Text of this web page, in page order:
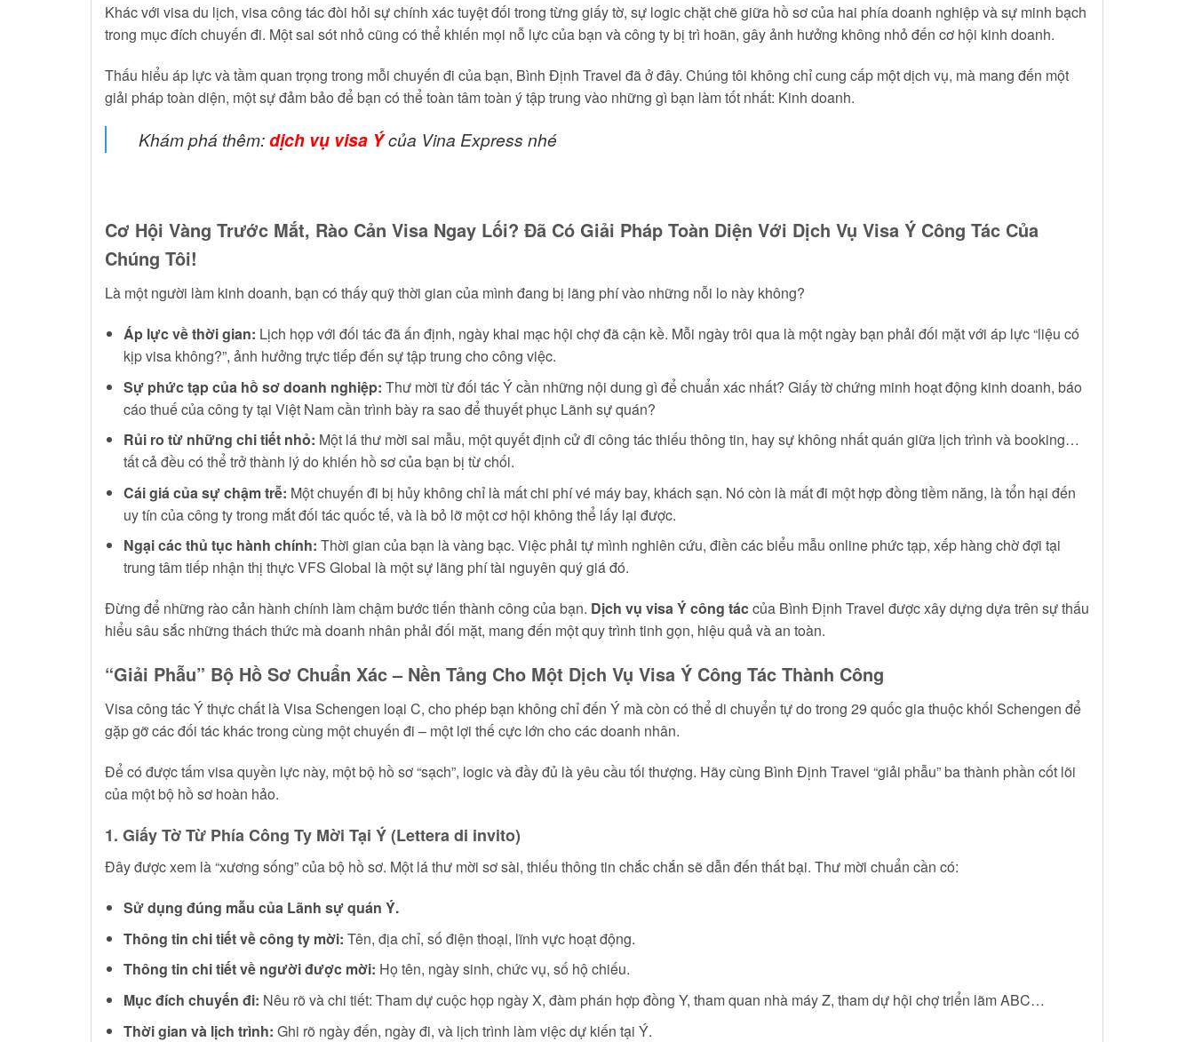
Khác với visa du lịch, visa công tác đòi hỏi sự chính xác tuyệt đối trong từng giấy tờ, sự logic chặt chẽ giữa hồ sơ của hai phía doanh nghiệp và sự minh bạch
trong mục đích chuyến đi. Một sai sót nhỏ cũng có thể khiến mọi nỗ lực của bạn và công ty bị trì hoãn, gây ảnh hưởng không nhỏ đến cơ hội kinh doanh.
Thấu hiểu áp lực và tầm quan trọng trong mỗi chuyến đi của bạn, Bình Định Travel đã ở đây. Chúng tôi không chỉ cung cấp một dịch vụ, mà mang đến một
giải pháp toàn diện, một sự đảm bảo để bạn có thể toàn tâm toàn ý tập trung vào những gì bạn làm tốt nhất: Kinh doanh.
Khám phá thêm:dịch vụ visa Ýcủa Vina Express nhé
Cơ Hội Vàng Trước Mắt, Rào Cản Visa Ngay Lối? Đã Có Giải Pháp Toàn Diện Với Dịch Vụ Visa Ý Công Tác Của
Chúng Tôi!
Là một người làm kinh doanh, bạn có thấy quỹ thời gian của mình đang bị lãng phí vào những nỗi lo này không?
Áp lực về thời gian: Lịch họp với đối tác đã ấn định, ngày khai mạc hội chợ đã cận kề. Mỗi ngày trôi qua là một ngày bạn phải đối mặt với áp lực “liệu có
kịp visa không?”, ảnh hưởng trực tiếp đến sự tập trung cho công việc.
Sự phức tạp của hồ sơ doanh nghiệp: Thư mời từ đối tác Ý cần những nội dung gì để chuẩn xác nhất? Giấy tờ chứng minh hoạt động kinh doanh, báo
cáo thuế của công ty tại Việt Nam cần trình bày ra sao để thuyết phục Lãnh sự quán?
Rủi ro từ những chi tiết nhỏ: Một lá thư mời sai mẫu, một quyết định cử đi công tác thiếu thông tin, hay sự không nhất quán giữa lịch trình và booking…
tất cả đều có thể trở thành lý do khiến hồ sơ của bạn bị từ chối.
Cái giá của sự chậm trễ: Một chuyến đi bị hủy không chỉ là mất chi phí vé máy bay, khách sạn. Nó còn là mất đi một hợp đồng tiềm năng, là tổn hại đến
uy tín của công ty trong mắt đối tác quốc tế, và là bỏ lỡ một cơ hội không thể lấy lại được.
Ngại các thủ tục hành chính: Thời gian của bạn là vàng bạc. Việc phải tự mình nghiên cứu, điền các biểu mẫu online phức tạp, xếp hàng chờ đợi tại
trung tâm tiếp nhận thị thực VFS Global là một sự lãng phí tài nguyên quý giá đó.
Đừng để những rào cản hành chính làm chậm bước tiến thành công của bạn. Dịch vụ visa Ý công táccủa Bình Định Travel được xây dựng dựa trên sự thấu
hiểu sâu sắc những thách thức mà doanh nhân phải đối mặt, mang đến một quy trình tinh gọn, hiệu quả và an toàn.
“Giải Phẫu” Bộ Hồ Sơ Chuẩn Xác – Nền Tảng Cho Một Dịch Vụ Visa Ý Công Tác Thành Công
Visa công tác Ý thực chất là Visa Schengen loại C, cho phép bạn không chỉ đến Ý mà còn có thể di chuyển tự do trong 29 quốc gia thuộc khối Schengen để
gặp gỡ các đối tác khác trong cùng một chuyến đi – một lợi thế cực lớn cho các doanh nhân.
Để có được tấm visa quyền lực này, một bộ hồ sơ “sạch”, logic và đầy đủ là yêu cầu tối thượng. Hãy cùng Bình Định Travel “giải phẫu” ba thành phần cốt lõi
của một bộ hồ sơ hoàn hảo.
1. Giấy Tờ Từ Phía Công Ty Mời Tại Ý (Lettera di invito)
Đây được xem là “xương sống” của bộ hồ sơ. Một lá thư mời sơ sài, thiếu thông tin chắc chắn sẽ dẫn đến thất bại. Thư mời chuẩn cần có:
Sử dụng đúng mẫu của Lãnh sự quán Ý.
Thông tin chi tiết về công ty mời: Tên, địa chỉ, số điện thoại, lĩnh vực hoạt động.
Thông tin chi tiết về người được mời: Họ tên, ngày sinh, chức vụ, số hộ chiếu.
Mục đích chuyến đi: Nêu rõ và chi tiết: Tham dự cuộc họp ngày X, đàm phán hợp đồng Y, tham quan nhà máy Z, tham dự hội chợ triển lãm ABC…
Thời gian và lịch trình: Ghi rõ ngày đến, ngày đi, và lịch trình làm việc dự kiến tại Ý.